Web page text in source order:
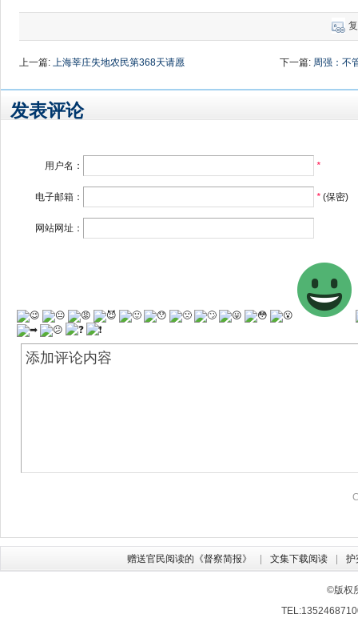
上一篇: 上海莘庄失地农民第368天请愿 下一篇: 周强：不
发表评论
用户名： *
电子邮箱： *(保密)
网站网址：
赠送官民阅读的《督察简报》 文集下载阅读 护
©版权